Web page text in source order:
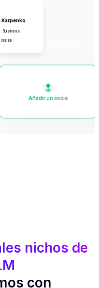
: Business
200.00
Añadir un socio
nichos de
con